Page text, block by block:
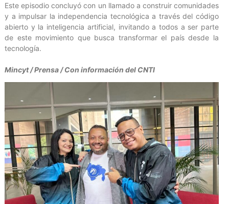
Este episodio concluyó con un llamado a construir comunidades
y a impulsar la independencia tecnológica a través del código
abierto y la inteligencia artificial, invitando a todos a ser parte
de este movimiento que busca transformar el país desde la
tecnología.
Mincyt / Prensa / Con información del CNTI